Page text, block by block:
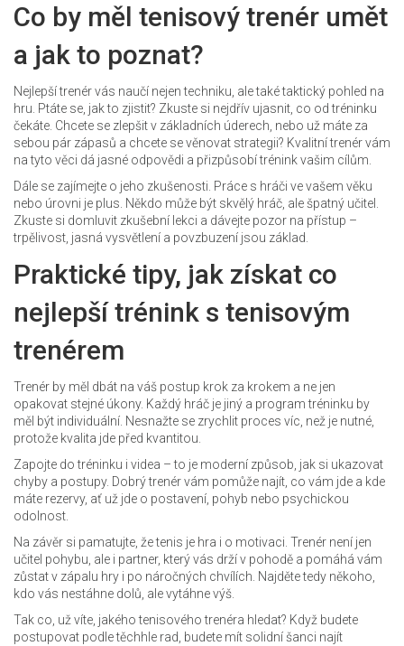
Co by měl tenisový trenér umět
a jak to poznat?
Nejlepší trenér vás naučí nejen techniku, ale také taktický pohled na
hru. Ptáte se, jak to zjistit? Zkuste si nejdřív ujasnit, co od tréninku
čekáte. Chcete se zlepšit v základních úderech, nebo už máte za
sebou pár zápasů a chcete se věnovat strategii? Kvalitní trenér vám
na tyto věci dá jasné odpovědi a přizpůsobí trénink vašim cílům.
Dále se zajímejte o jeho zkušenosti. Práce s hráči ve vašem věku
nebo úrovni je plus. Někdo může být skvělý hráč, ale špatný učitel.
Zkuste si domluvit zkušební lekci a dávejte pozor na přístup –
trpělivost, jasná vysvětlení a povzbuzení jsou základ.
Praktické tipy, jak získat co
nejlepší trénink s tenisovým
trenérem
Trenér by měl dbát na váš postup krok za krokem a ne jen
opakovat stejné úkony. Každý hráč je jiný a program tréninku by
měl být individuální. Nesnažte se zrychlit proces víc, než je nutné,
protože kvalita jde před kvantitou.
Zapojte do tréninku i videa – to je moderní způsob, jak si ukazovat
chyby a postupy. Dobrý trenér vám pomůže najít, co vám jde a kde
máte rezervy, ať už jde o postavení, pohyb nebo psychickou
odolnost.
Na závěr si pamatujte, že tenis je hra i o motivaci. Trenér není jen
učitel pohybu, ale i partner, který vás drží v pohodě a pomáhá vám
zůstat v zápalu hry i po náročných chvílích. Najděte tedy někoho,
kdo vás nestáhne dolů, ale vytáhne výš.
Tak co, už víte, jakého tenisového trenéra hledat? Když budete
postupovat podle těchhle rad, budete mít solidní šanci najít